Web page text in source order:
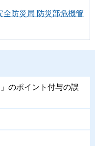
全防災局 防災部危機管
のポイント付与の誤